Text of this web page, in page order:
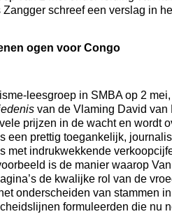
Zangger schreef een verslag in
ogen voor Congo
leesgroep in SMBA op 2
van de Vlaming David van
prijzen in de wacht en wordt
een prettig toegankelijk,
met indrukwekkende
is de manier waarop Van
de kwalijke rol van de
onderscheiden van stammen
formuleerden die nu